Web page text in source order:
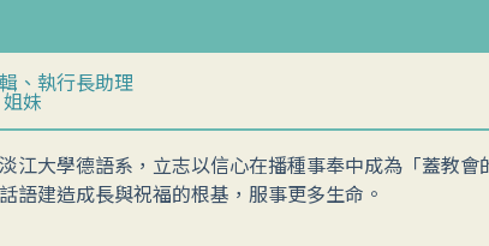
、執行長助理
妹
江大學德語系，立志以信心在播種事奉中成為「蓋教會
語建造成長與祝福的根基，服事更多生命。